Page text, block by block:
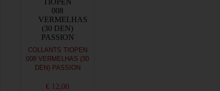
COLLANTS TIOPEN
008 VERMELHAS (30
DEN) PASSION
€ 12,00